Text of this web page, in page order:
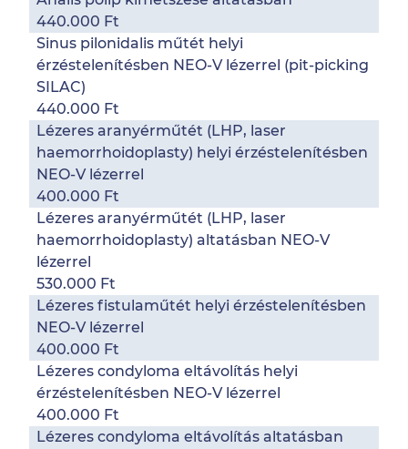
440.000 Ft
Sinus pilonidalis műtét helyi
érzéstelenítésben NEO-V lézerrel (pit-picking
SILAC)
440.000 Ft
Lézeres aranyérműtét (LHP, laser
haemorrhoidoplasty) helyi érzéstelenítésben
NEO-V lézerrel
400.000 Ft
Lézeres aranyérműtét (LHP, laser
haemorrhoidoplasty) altatásban NEO-V
lézerrel
530.000 Ft
Lézeres fistulaműtét helyi érzéstelenítésben
NEO-V lézerrel
400.000 Ft
Lézeres condyloma eltávolítás helyi
érzéstelenítésben NEO-V lézerrel
400.000 Ft
Lézeres condyloma eltávolítás altatásban